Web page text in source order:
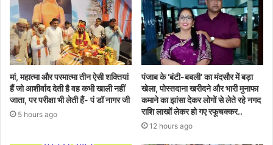
मां, महात्मा और परमात्मा तीन ऐसी शक्तियां
हैं जो आशीर्वाद देती है वह कभी खाली नहीं
जाता, पर परीक्षा भी लेती हैं- पं डॉ नागर जी
5 hours ago
पंजाब के ‘बंटी-बबली’ का मंदसौर में बड़ा
खेला, पोस्तदाना खरीदने और भारी मुनाफा
कमाने का झांसा देकर लोगों से लेते रहे नगद
राशि लाखों लेकर हो गए रफूचक्कर..
12 hours ago